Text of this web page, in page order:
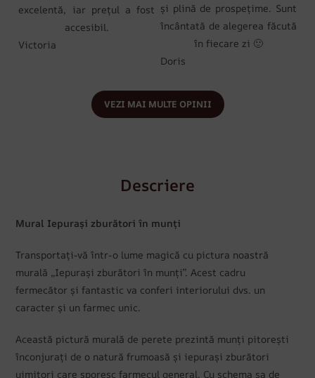
excelentă, iar prețul a fost
accesibil.
Victoria
și plină de prospețime. Sunt
încântată de alegerea făcută
în fiecare zi 🙂
Doris
VEZI MAI MULTE OPINII
Descriere
Mural Iepurași zburători în munți
Transportați-vă într-o lume magică cu pictura noastră
murală „Iepurași zburători în munți”. Acest cadru
fermecător și fantastic va conferi interiorului dvs. un
caracter și un farmec unic.
Această pictură murală de perete prezintă munți pitorești
înconjurați de o natură frumoasă și iepurași zburători
uimitori care sporesc farmecul general. Cu schema sa de